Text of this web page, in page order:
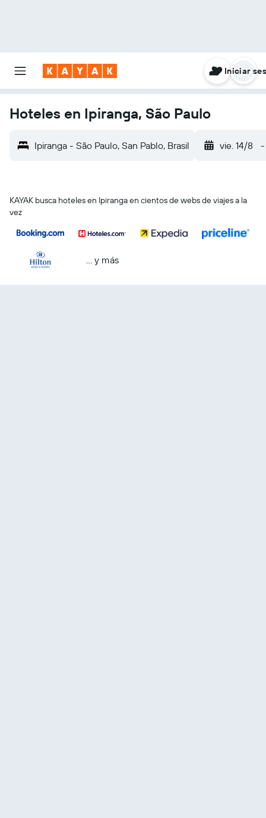
Iniciar
Hoteles en Ipiranga, São Paulo
Ipiranga - São Paulo, San Pablo, Brasil vie. 14/8 -
KAYAK busca hoteles en Ipiranga en cientos de webs de viajes a la
vez
… y más